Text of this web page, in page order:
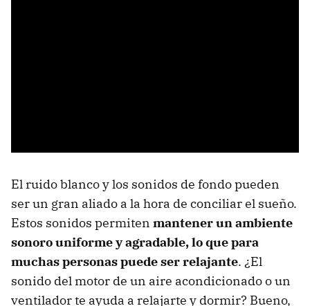
El ruido blanco y los sonidos de fondo pueden
ser un gran aliado a la hora de conciliar el sueño.
Estos sonidos permiten mantener un ambiente
sonoro uniforme y agradable, lo que para
muchas personas puede ser relajante. ¿El
sonido del motor de un aire acondicionado o un
ventilador te ayuda a relajarte y dormir? Bueno,